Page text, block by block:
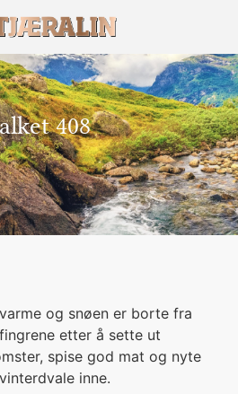
408
og snøen er borte fra
etter å sette ut
spise god mat og nyte
inne.